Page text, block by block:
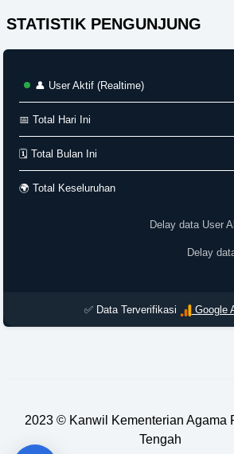
STATISTIK PENGUNJUNG
👤 User Aktif (Realtime)
📅 Total Hari Ini
🗓️ Total Bulan Ini
🌍 Total Keseluruhan
Delay data User
Delay
✅ Data Terverifikasi Google
2023 © Kanwil Kementerian Agama
Tengah